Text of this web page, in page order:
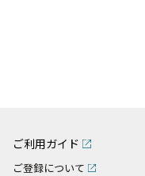
ご利用ガイド
ご登録について